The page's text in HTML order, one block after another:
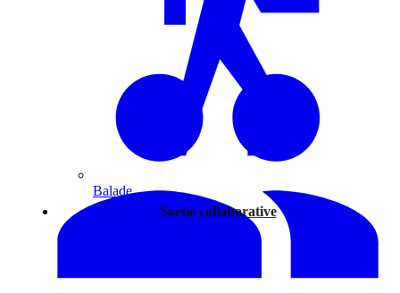
Balade
Sortie collaborative